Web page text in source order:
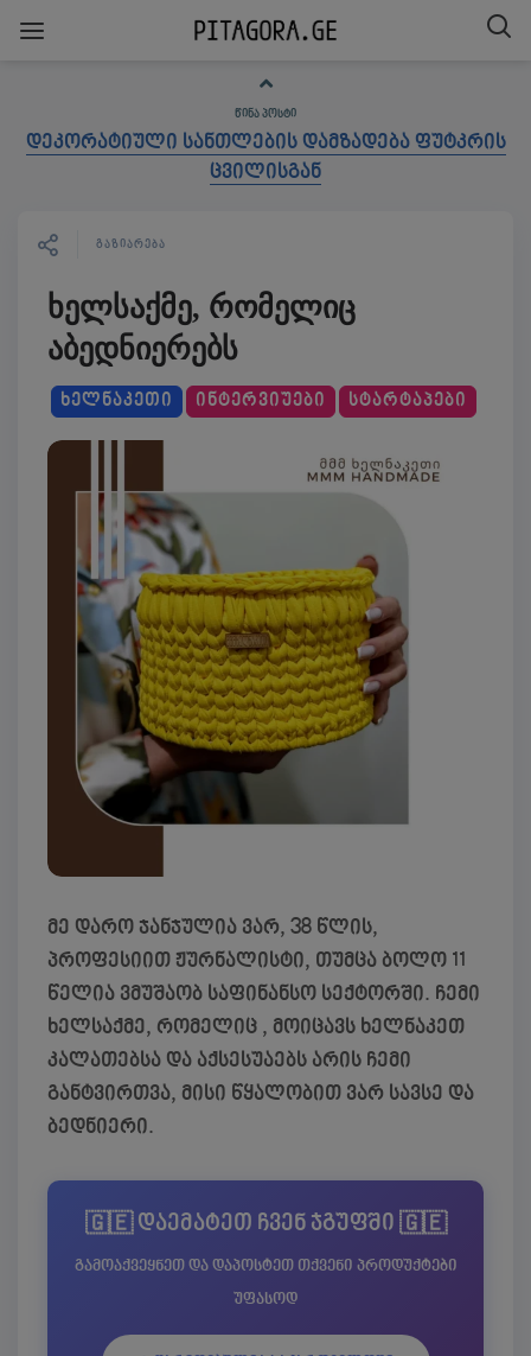
ᲬᲘᲜᲐ ᲞᲝᲡᲢᲘ
დეკორატიული სანთლების დამზადება ფუტკრის
ცვილისგან
ᲒᲐᲖᲘᲐᲠᲔᲑᲐ
ხელსაქმე, რომელიც
აბედნიერებს
ᲮᲔᲚᲜᲐᲙᲔᲗᲘ ᲘᲜᲢᲔᲠᲕᲘᲣᲔᲑᲘ ᲡᲢᲐᲠᲢᲐᲞᲔᲑᲘ
მე დარო ჯანჯულია ვარ, 38 წლის,
პროფესიით ჟურნალისტი, თუმცა ბოლო 11
წელია ვმუშაობ საფინანსო სექტორში. ჩემი
ხელსაქმე, რომელიც , მოიცავს ხელნაკეთ
კალათებსა და აქსესუაებს არის ჩემი
განტვირთვა, მისი წყალობით ვარ სავსე და
ბედნიერი.
🇬🇪 დაემატეთ ჩვენ ჯგუფში 🇬🇪
გამოაქვეყნეთ და დაპოსტეთ თქვენი პროდუქტები
უფასოდ